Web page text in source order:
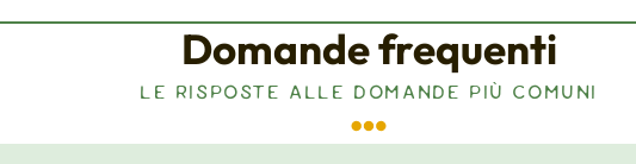
Domande frequenti
LE RISPOSTE ALLE DOMANDE PIÙ COMUNI